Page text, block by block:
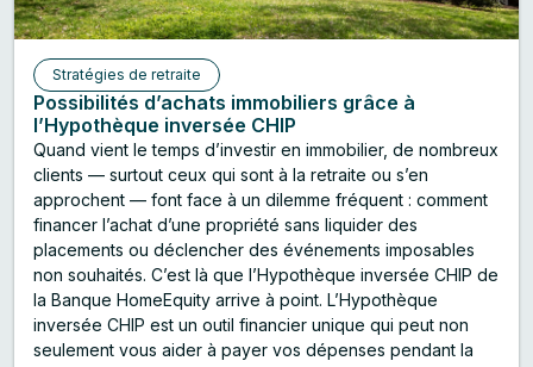
Stratégies de retraite
Possibilités d’achats immobiliers grâce à
l’Hypothèque inversée CHIP
Quand vient le temps d’investir en immobilier, de nombreux
clients — surtout ceux qui sont à la retraite ou s’en
approchent — font face à un dilemme fréquent : comment
financer l’achat d’une propriété sans liquider des
placements ou déclencher des événements imposables
non souhaités. C’est là que l’Hypothèque inversée CHIP de
la Banque HomeEquity arrive à point. L’Hypothèque
inversée CHIP est un outil financier unique qui peut non
seulement vous aider à payer vos dépenses pendant la